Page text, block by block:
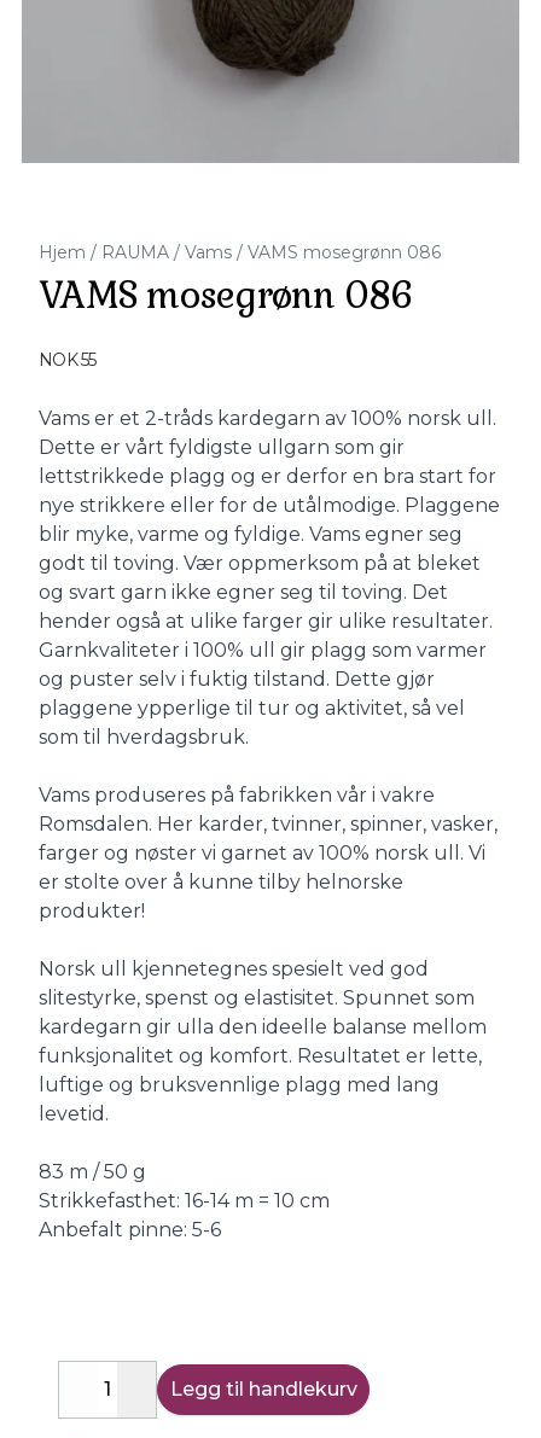
Hjem / RAUMA / Vams / VAMS mosegrønn 086
VAMS mosegrønn 086
NOK 55
Description
Vams er et 2-tråds kardegarn av 100% norsk ull.
Dette er vårt fyldigste ullgarn som gir
lettstrikkede plagg og er derfor en bra start for
nye strikkere eller for de utålmodige. Plaggene
blir myke, varme og fyldige. Vams egner seg
godt til toving. Vær oppmerksom på at bleket
og svart garn ikke egner seg til toving. Det
hender også at ulike farger gir ulike resultater.
Garnkvaliteter i 100% ull gir plagg som varmer
og puster selv i fuktig tilstand. Dette gjør
plaggene ypperlige til tur og aktivitet, så vel
som til hverdagsbruk.
Vams produseres på fabrikken vår i vakre
Romsdalen. Her karder, tvinner, spinner, vasker,
farger og nøster vi garnet av 100% norsk ull. Vi
er stolte over å kunne tilby helnorske
produkter!
Norsk ull kjennetegnes spesielt ved god
slitestyrke, spenst og elastisitet. Spunnet som
kardegarn gir ulla den ideelle balanse mellom
funksjonalitet og komfort. Resultatet er lette,
luftige og bruksvennlige plagg med lang
levetid.
83 m / 50 g
Strikkefasthet: 16-14 m = 10 cm
Anbefalt pinne: 5-6
DecreaseIncrease
Legg til handlekurv